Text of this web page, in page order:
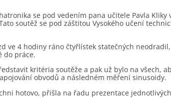
se pod vedením pana učitele Pavla
soutěž se pod záštitou Vysokého učení
ve 4 hodiny ráno čtyřlístek statečných
do práce.
kritéria soutěže a pak už bylo na všech,
obvodů a následném měření sinusoidy.
hotovo, přišla na řadu prezentace